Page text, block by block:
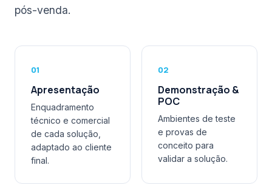
pós-venda.
01
Apresentação
Enquadramento
técnico e comercial
de cada solução,
adaptado ao cliente
final.
02
Demonstração &
POC
Ambientes de teste
e provas de
conceito para
validar a solução.